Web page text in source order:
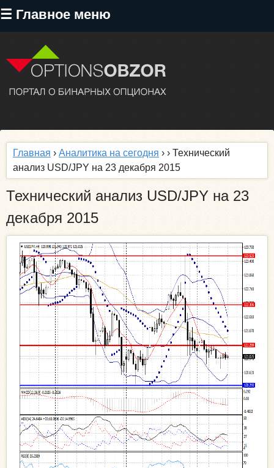
☰ Главное меню
Перейти
содержанию
Главная › Аналитика на сегодня › › Технический
анализ USD/JPY на 23 декабря 2015
Технический анализ USD/JPY на 23
декабря 2015